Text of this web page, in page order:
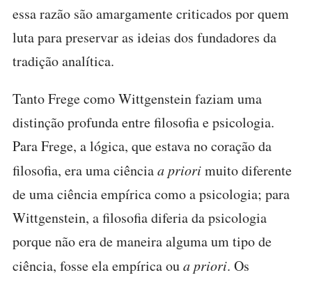
essa razão são amargamente criticados por quem
luta para preservar as ideias dos fundadores da
tradição analítica.
Tanto Frege como Wittgenstein faziam uma
distinção profunda entre filosofia e psicologia.
Para Frege, a lógica, que estava no coração da
filosofia, era uma ciênciaa priorimuito diferente
de uma ciência empírica como a psicologia; para
Wittgenstein, a filosofia diferia da psicologia
porque não era de maneira alguma um tipo de
ciência, fosse ela empírica oua priori. Os